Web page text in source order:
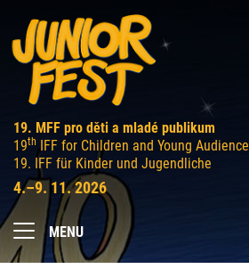
19. MFF pro děti a mladé publikum
19th IFF for Children and Young Audience
19. IFF für Kinder und Jugendliche
4.–9. 11. 2026
MENU